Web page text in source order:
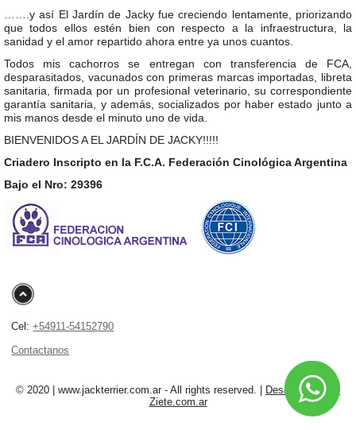
…….y así El Jardín de Jacky fue creciendo lentamente, priorizando
que todos ellos estén bien con respecto a la infraestructura, la
sanidad y el amor repartido ahora entre ya unos cuantos.
Todos mis cachorros se entregan con transferencia de FCA,
desparasitados, vacunados con primeras marcas importadas, libreta
sanitaria, firmada por un profesional veterinario, su correspondiente
garantía sanitaria, y además, socializados por haber estado junto a
mis manos desde el minuto uno de vida.
BIENVENIDOS A EL JARDÍN DE JACKY!!!!!
Criadero Inscripto en la F.C.A. Federación Cinológica Argentina
Bajo el Nro: 29396
Cel:+54911-54152790
Contactanos
© 2020 | www.jackterrier.com.ar - All rights reserved. |
Desarrollado por
Ziete.com.ar